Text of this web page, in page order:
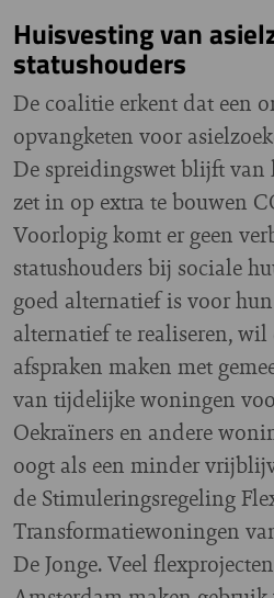
Huisvesting van
statushouders
De coalitie erkent dat een
opvangketen voor
De spreidingswet blijft van
zet in op extra te bouwen
Voorlopig komt er geen
statushouders bij sociale
goed alternatief is voor
alternatief te realiseren,
afspraken maken met
van tijdelijke woningen
Oekraïners en andere
oogt als een minder
de Stimuleringsregeling
Transformatiewoningen
De Jonge. Veel